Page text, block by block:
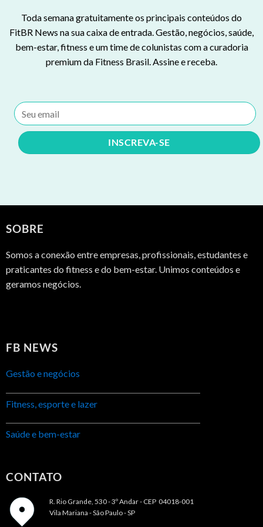
Toda semana gratuitamente os principais conteúdos do
FitBR News na sua caixa de entrada. Gestão, negócios, saúde,
bem-estar, fitness e um time de colunistas com a curadoria
premium da Fitness Brasil. Assine e receba.
SOBRE
Somos a conexão entre empresas, profissionais, estudantes e
praticantes do fitness e do bem-estar. Unimos conteúdos e
geramos negócios.
FB NEWS
Gestão e negócios
Fitness, esporte e lazer
Saúde e bem-estar
CONTATO
R. Rio Grande, 530 - 3º Andar - CEP 04018-001
Vila Mariana - São Paulo - SP